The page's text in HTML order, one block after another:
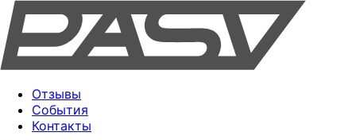
Отзывы
События
Контакты